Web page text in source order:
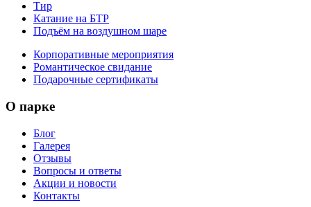
Тир
Катание на БТР
Подъём на воздушном шаре
Корпоративные мероприятия
Романтическое свидание
Подарочные сертификаты
О парке
Блог
Галерея
Отзывы
Вопросы и ответы
Акции и новости
Контакты